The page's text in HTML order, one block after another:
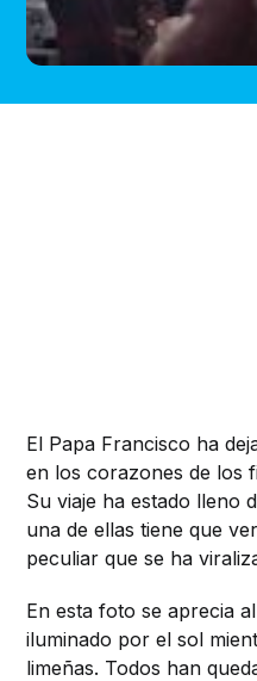
El Papa Francisco ha
en los corazones de los
Su viaje ha estado lleno
una de ellas tiene que
peculiar que se ha
En esta foto se aprecia
iluminado por el sol
limeñas. Todos han